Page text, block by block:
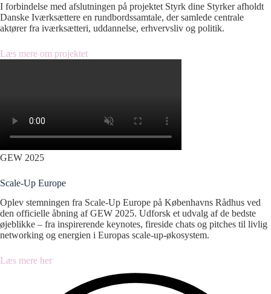
I forbindelse med afslutningen på projektet Styrk dine Styrker afholdt
Danske Iværksættere en rundbordssamtale, der samlede centrale
aktører fra iværksætteri, uddannelse, erhvervsliv og politik.
Læs mere om projektet
GEW 2025
Scale-Up Europe
Oplev stemningen fra Scale-Up Europe på Københavns Rådhus ved
den officielle åbning af GEW 2025. Udforsk et udvalg af de bedste
øjeblikke – fra inspirerende keynotes, fireside chats og pitches til livlig
networking og energien i Europas scale-up-økosystem.
Læs mere her